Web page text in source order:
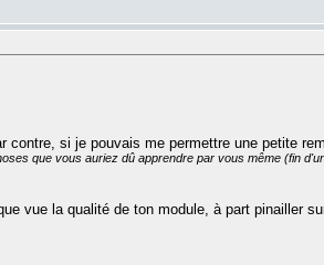
contre, si je pouvais me permettre une petite
que vous auriez dû apprendre par vous même (fin
vue la qualité de ton module, à part pinailler